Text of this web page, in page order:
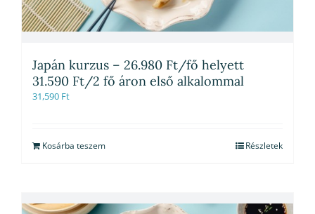
Japán kurzus – 26.980 Ft/fő helyett
31.590 Ft/2 fő áron első alkalommal
31,590 Ft
Kosárba teszem Részletek